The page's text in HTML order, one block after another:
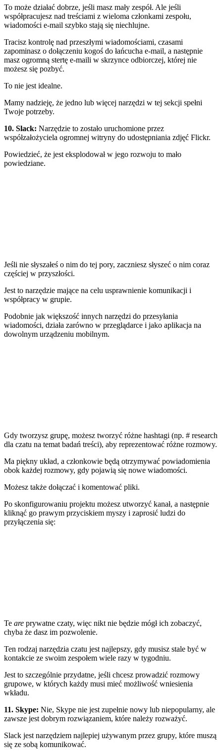
To może działać dobrze, jeśli masz mały zespół. Ale jeśli
współpracujesz nad treściami z wieloma członkami zespołu,
wiadomości e-mail szybko stają się niechlujne.
Tracisz kontrolę nad przeszłymi wiadomościami, czasami
zapominasz o dołączeniu kogoś do łańcucha e-mail, a następnie
masz ogromną stertę e-maili w skrzynce odbiorczej, której nie
możesz się pozbyć.
To nie jest idealne.
Mamy nadzieję, że jedno lub więcej narzędzi w tej sekcji spełni
Twoje potrzeby.
10. Slack: Narzędzie to zostało uruchomione przez
współzałożyciela ogromnej witryny do udostępniania zdjęć Flickr.
Powiedzieć, że jest eksplodował w jego rozwoju to mało
powiedziane.
Jeśli nie słyszałeś o nim do tej pory, zaczniesz słyszeć o nim coraz
częściej w przyszłości.
Jest to narzędzie mające na celu usprawnienie komunikacji i
współpracy w grupie.
Podobnie jak większość innych narzędzi do przesyłania
wiadomości, działa zarówno w przeglądarce i jako aplikacja na
dowolnym urządzeniu mobilnym.
Gdy tworzysz grupę, możesz tworzyć różne hashtagi (np. # research
dla czatu na temat badań treści), aby reprezentować różne rozmowy.
Ma piękny układ, a członkowie będą otrzymywać powiadomienia
obok każdej rozmowy, gdy pojawią się nowe wiadomości.
Możesz także dołączać i komentować pliki.
Po skonfigurowaniu projektu możesz utworzyć kanał, a następnie
kliknąć go prawym przyciskiem myszy i zaprosić ludzi do
przyłączenia się:
Te are prywatne czaty, więc nikt nie będzie mógł ich zobaczyć,
chyba że dasz im pozwolenie.
Ten rodzaj narzędzia czatu jest najlepszy, gdy musisz stale być w
kontakcie ze swoim zespołem wiele razy w tygodniu.
Jest to szczególnie przydatne, jeśli chcesz prowadzić rozmowy
grupowe, w których każdy musi mieć możliwość wniesienia
wkładu.
11. Skype: Nie, Skype nie jest zupełnie nowy lub niepopularny, ale
zawsze jest dobrym rozwiązaniem, które należy rozważyć.
Slack jest narzędziem najlepiej używanym przez grupy, które muszą
się ze sobą komunikować.